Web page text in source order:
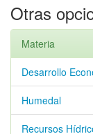
Otras
Materia
Desarrollo
Humedal
Recursos